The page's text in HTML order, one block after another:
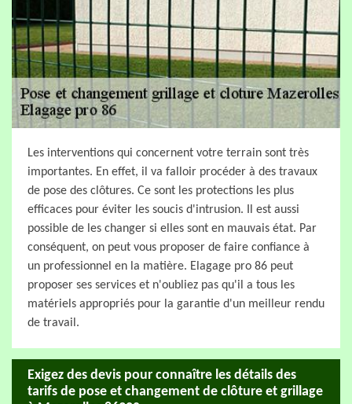
Les interventions qui concernent votre terrain sont très
importantes. En effet, il va falloir procéder à des travaux
de pose des clôtures. Ce sont les protections les plus
efficaces pour éviter les soucis d'intrusion. Il est aussi
possible de les changer si elles sont en mauvais état. Par
conséquent, on peut vous proposer de faire confiance à
un professionnel en la matière. Elagage pro 86 peut
proposer ses services et n'oubliez pas qu'il a tous les
matériels appropriés pour la garantie d'un meilleur rendu
de travail.
Exigez des devis pour connaître les détails des
tarifs de pose et changement de clôture et grillage